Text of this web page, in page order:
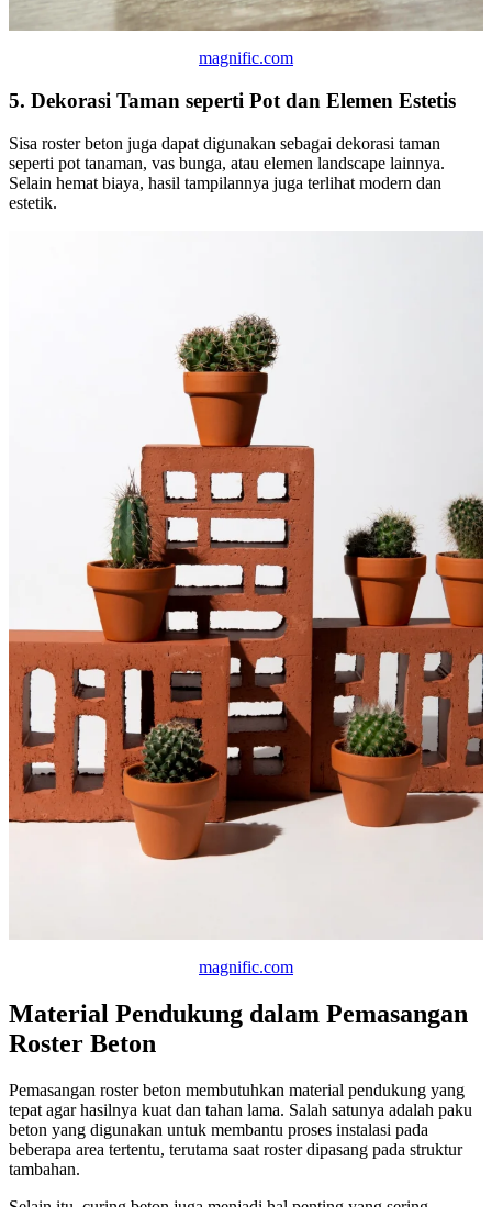
magnific.com
5. Dekorasi Taman seperti Pot dan Elemen Estetis
Sisa roster beton juga dapat digunakan sebagai dekorasi taman
seperti pot tanaman, vas bunga, atau elemen landscape lainnya.
Selain hemat biaya, hasil tampilannya juga terlihat modern dan
estetik.
magnific.com
Material Pendukung dalam Pemasangan
Roster Beton
Pemasangan roster beton membutuhkan material pendukung yang
tepat agar hasilnya kuat dan tahan lama. Salah satunya adalah paku
beton yang digunakan untuk membantu proses instalasi pada
beberapa area tertentu, terutama saat roster dipasang pada struktur
tambahan.